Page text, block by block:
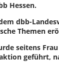
Hessen.
dbb-
Themen
seitens
geführt,